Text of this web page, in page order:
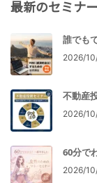
最新のセミナー
誰でも
2026/
不動産
2026/
60分で
2026/